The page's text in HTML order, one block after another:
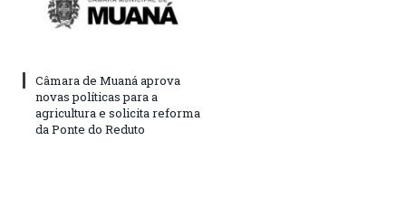
Câmara de Muaná aprova
novas políticas para a
agricultura e solicita reforma
da Ponte do Reduto